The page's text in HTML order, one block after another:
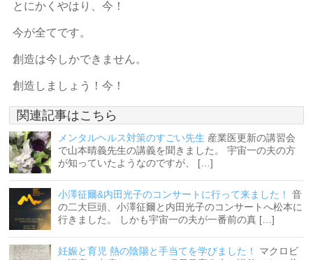
とにかくやはり、今！
今が全てです。
創造は今しかできません。
創造しましょう！今！
関連記事はこちら
メンタルヘルス対策のすごい先生 産業医更新の講習会
で山本晴義先生の講義を聞きました。 宇宙一の夫の方
が知っていたようなのですが、 […]
小澤征爾&内田光子のコンサートに行って来ました！
音
の二大巨頭、小澤征爾と内田光子のコンサートへ松本に
行きました。 しかも宇宙一の夫が一番前の真 […]
妊娠と育児 熱の陰陽と手当てを学びました！
マクロビ